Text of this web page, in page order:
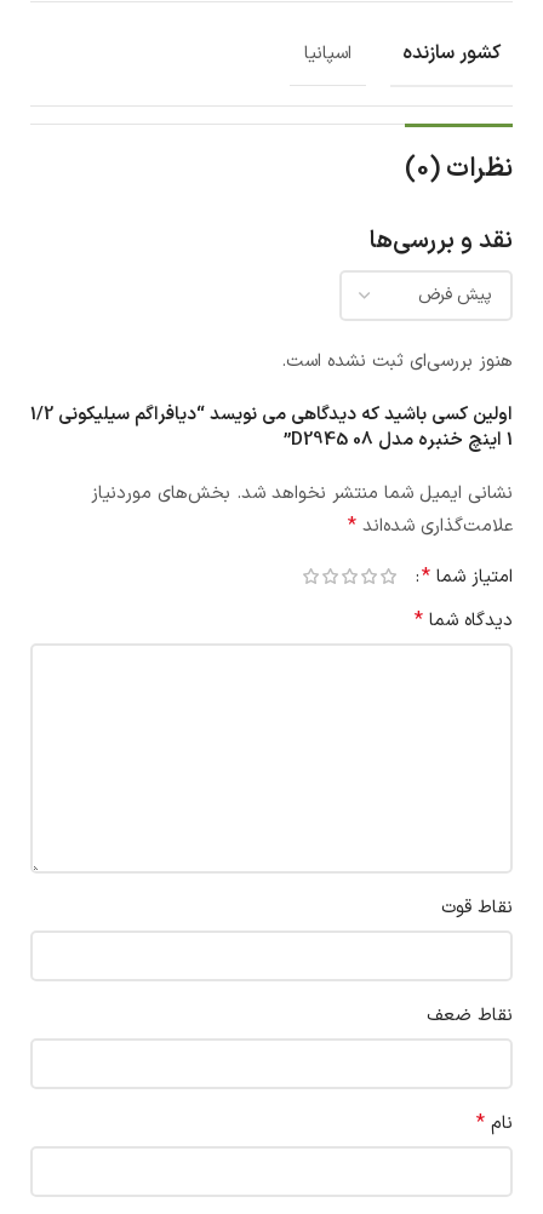
کشور سازنده اسپانیا
نظرات (0)
نقد و بررسی‌ها
هنوز بررسی‌ای ثبت نشده است.
اولین کسی باشید که دیدگاهی می نویسد “دیافراگم سیلیکونی 1/2
1 اینچ خنبره مدل D2945 08”
نشانی ایمیل شما منتشر نخواهد شد. بخش‌های موردنیاز
علامت‌گذاری شده‌اند *
امتیاز شما *
دیدگاه شما *
نقاط قوت
نقاط ضعف
نام *